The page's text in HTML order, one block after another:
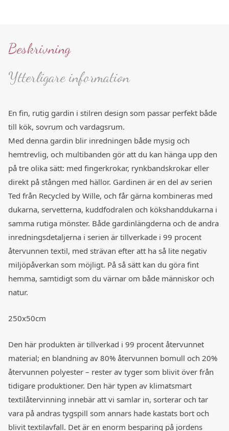
Beskrivning
Ytterligare information
En fin, rutig gardin i stilren design som passar perfekt både
till kök, sovrum och vardagsrum.
Med denna gardin blir inredningen både mysig och
hemtrevlig, och multibanden gör att du kan hänga upp den
på tre olika sätt: med fingerkrokar, rynkbandskrokar eller
direkt på stången med hällor. Gardinen är en del av serien
Ted från Recycled by Wille, och får gärna kombineras med
dukarna, servetterna, kuddfodralen och kökshanddukarna i
samma rutiga mönster. Både gardinlängderna och de andra
inredningsdetaljerna i serien är tillverkade i 99 procent
återvunnen textil, med strävan efter att ha så lite negativ
miljöpåverkan som möjligt. På så sätt kan du göra fint
hemma, samtidigt som du värnar om både människor och
natur.
250x50cm
Den här produkten är tillverkad i 99 procent återvunnet
material; en blandning av 80% återvunnen bomull och 20%
återvunnen polyester – rester av tyger som blivit över från
tidigare produktioner. Den här typen av klimatsmart
textilåtervinning innebär att vi samlar in, sorterar och tar
vara på andras tygspill som annars hade kastats bort och
blivit textilavfall. Det är en enorm besparing på jordens